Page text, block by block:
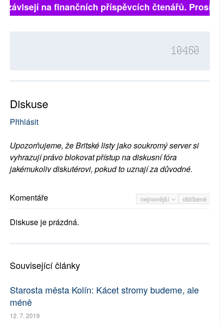
na finančních příspěvcích čtenářů.
10460
Diskuse
Přihlásit
Upozorňujeme, že Britské listy jako soukromý server si
vyhrazují právo blokovat přístup na diskusní fóra
jakémukoliv diskutérovi, pokud to uznají za důvodné.
nejnovější oblíbené
Komentáře
Diskuse je prázdná.
Související články
Starosta města Kolín: Kácet stromy budeme, ale
méně
12. 7. 2019